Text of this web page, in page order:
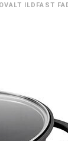
OVALT ILDFAST